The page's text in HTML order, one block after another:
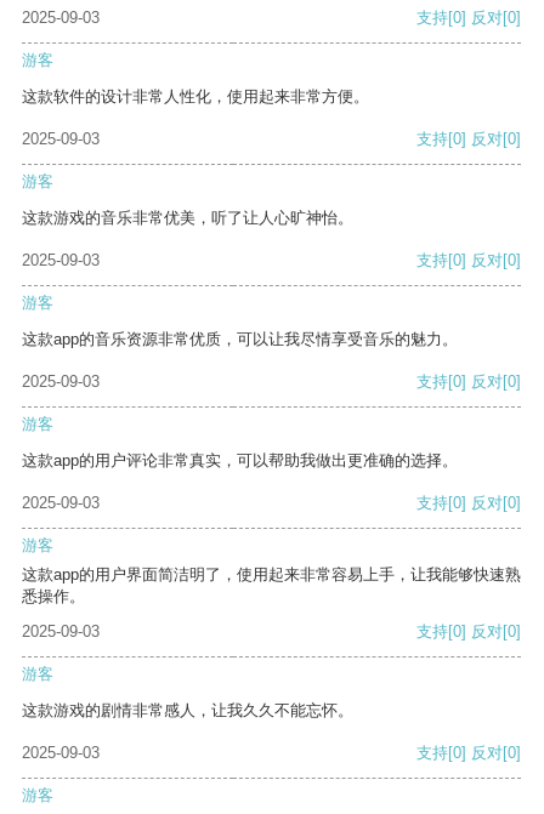
2025-09-03
支持[0] 反对[0]
游客
这款软件的设计非常人性化，使用起来非常方便。
2025-09-03 支持[0] 反对[0]
游客
这款游戏的音乐非常优美，听了让人心旷神怡。
2025-09-03 支持[0] 反对[0]
游客
这款app的音乐资源非常优质，可以让我尽情享受音乐的魅力。
2025-09-03 支持[0] 反对[0]
游客
这款app的用户评论非常真实，可以帮助我做出更准确的选择。
2025-09-03 支持[0] 反对[0]
游客
这款app的用户界面简洁明了，使用起来非常容易上手，让我能够快速熟
悉操作。
2025-09-03
支持[0] 反对[0]
游客
这款游戏的剧情非常感人，让我久久不能忘怀。
2025-09-03 支持[0] 反对[0]
游客